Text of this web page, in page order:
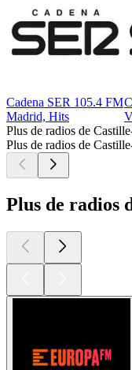
Cadena SER 105.4 FM
Madrid, Hits
Plus de radios de
Plus de radios de
Plus de radios